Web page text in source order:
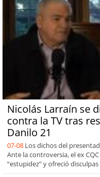
Nicolás Larraín se
contra la TV tras
Danilo 21
07-08 Los dichos del
Ante la controversia, el ex
“estupidez” y ofreció